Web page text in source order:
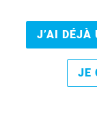
J’AI DÉJÀ
JE